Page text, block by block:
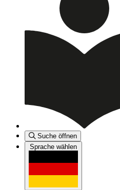
Suche öffnen
Sprache wählen